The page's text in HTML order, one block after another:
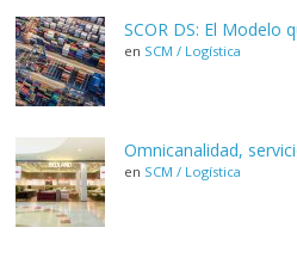
SCOR DS: El Modelo
en SCM / Logística
Omnicanalidad,
en SCM / Logística